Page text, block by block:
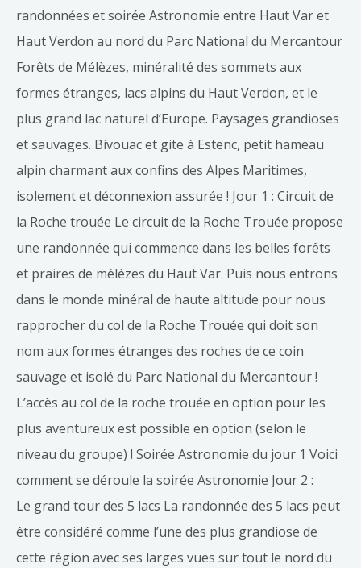
randonnées et soirée Astronomie entre Haut Var et
Haut Verdon au nord du Parc National du Mercantour
Forêts de Mélèzes, minéralité des sommets aux
formes étranges, lacs alpins du Haut Verdon, et le
plus grand lac naturel d’Europe. Paysages grandioses
et sauvages. Bivouac et gite à Estenc, petit hameau
alpin charmant aux confins des Alpes Maritimes,
isolement et déconnexion assurée ! Jour 1 : Circuit de
la Roche trouée Le circuit de la Roche Trouée propose
une randonnée qui commence dans les belles forêts
et praires de mélèzes du Haut Var. Puis nous entrons
dans le monde minéral de haute altitude pour nous
rapprocher du col de la Roche Trouée qui doit son
nom aux formes étranges des roches de ce coin
sauvage et isolé du Parc National du Mercantour !
L’accès au col de la roche trouée en option pour les
plus aventureux est possible en option (selon le
niveau du groupe) ! Soirée Astronomie du jour 1 Voici
comment se déroule la soirée Astronomie Jour 2 :
Le grand tour des 5 lacs La randonnée des 5 lacs peut
être considéré comme l’une des plus grandiose de
cette région avec ses larges vues sur tout le nord du
Estenc
et
les
5
lacs
(Bivouac
ou
gite)